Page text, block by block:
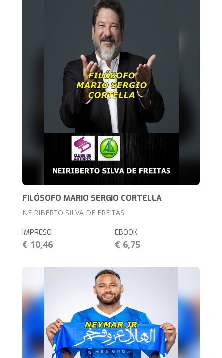
FILÓSOFO MARIO SERGIO CORTELLA
NEIRIBERTO SILVA DE FREITAS
IMPRESO
€ 10,46
EBOOK
€ 6,75